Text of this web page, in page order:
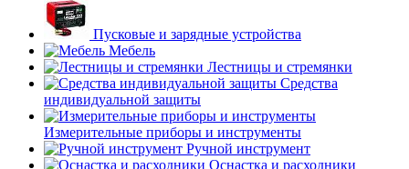
Пусковые и зарядные устройства
Мебель
Лестницы и стремянки
Средства
индивидуальной защиты
Измерительные приборы и инструменты
Ручной инструмент
Оснастка и расходники